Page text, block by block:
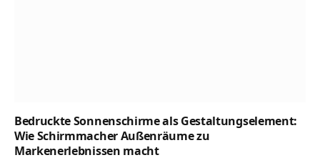
Bedruckte Sonnenschirme als Gestaltungselement:
Wie Schirmmacher Außenräume zu
Markenerlebnissen macht